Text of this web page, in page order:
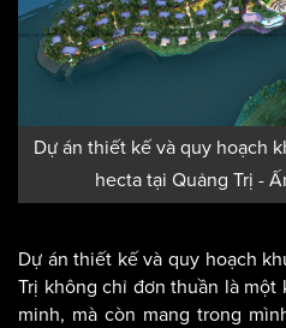
Dự án thiết kế và quy hoạch
hecta tại Quảng Trị -
Dự án thiết kế và quy hoạch
Trị không chỉ đơn thuần là
minh, mà còn mang trong